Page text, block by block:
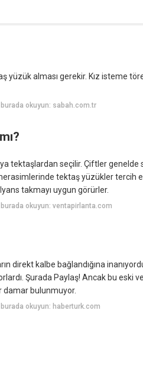
yüzük alması gerekir. Kız isteme
burada okuyun: sabah.com.tr
tektaşlardan seçilir. Çiftler genelde
tektaş yüzükler tercih
takmayı uygun görürler.
burada okuyun: ventapirlanta.com
direkt kalbe bağlandığına
Şurada Paylaş! Ancak bu eski
damar bulunmuyor.
burada okuyun: haberturk.com